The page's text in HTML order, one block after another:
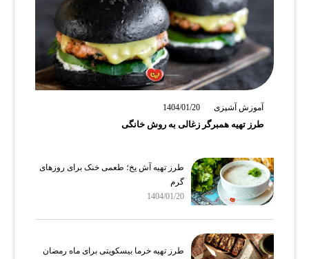
آموزش آشپزی 1404/01/20
طرز تهیه همبرگر زغالی به روش خانگی
طرز تهیه آش یخ؛ طعمی خنک برای روزهای
گرم
1404/01/20
طرز تهیه خرما بیسکویتی برای ماه رمضان